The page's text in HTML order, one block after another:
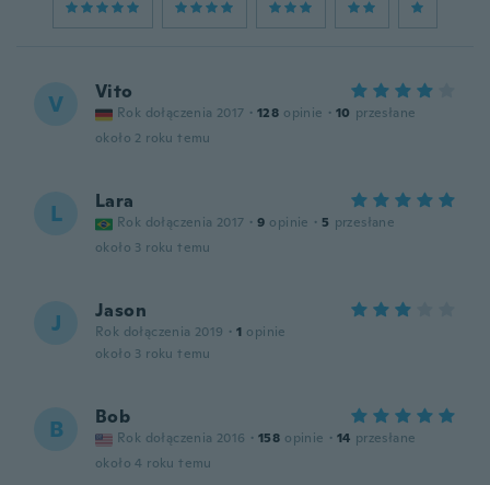
V Vito
Rok dołączenia 2017 · 128 opinie · 10 przesłane
około 2 roku temu
L Lara
Rok dołączenia 2017 · 9 opinie · 5 przesłane
około 3 roku temu
J Jason
Rok dołączenia 2019 · 1 opinie
około 3 roku temu
B Bob
Rok dołączenia 2016 · 158 opinie · 14 przesłane
około 4 roku temu